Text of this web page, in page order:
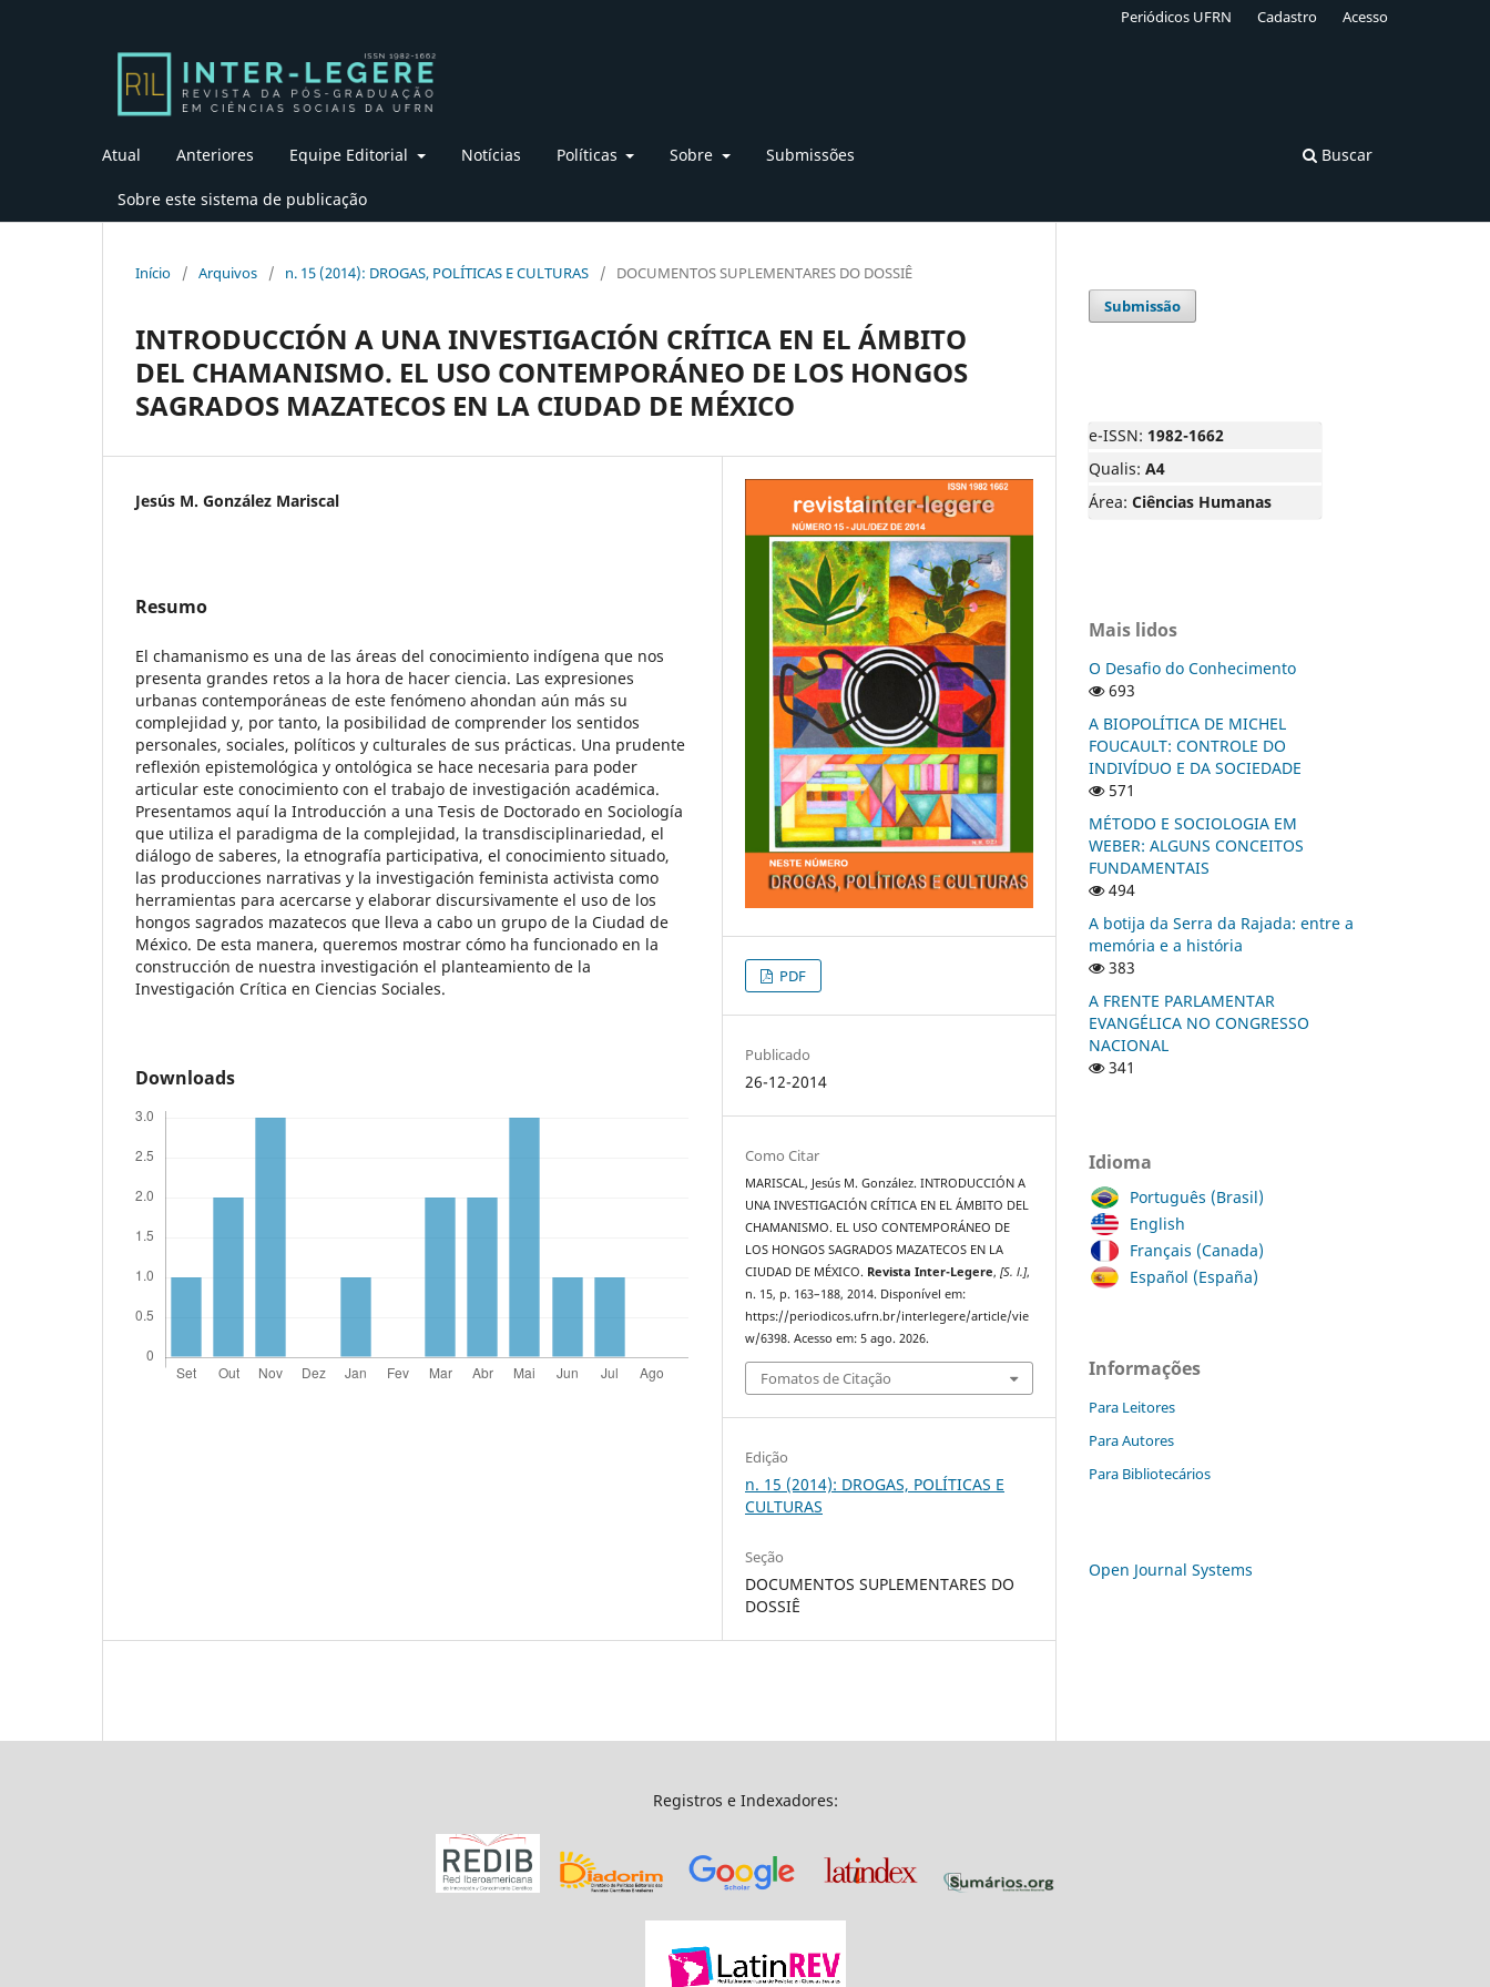
Atual Anteriores Equipe Editorial Notícias Políticas Sobre Submissões
Sobre este sistema de publicação
Buscar
Periódicos UFRN Cadastro Acesso
Início / Arquivos / n. 15 (2014): DROGAS, POLÍTICAS E CULTURAS / DOCUMENTOS SUPLEMENTARES DO DOSSIÊ
INTRODUCCIÓN A UNA INVESTIGACIÓN CRÍTICA EN EL ÁMBITO
DEL CHAMANISMO. EL USO CONTEMPORÁNEO DE LOS HONGOS
SAGRADOS MAZATECOS EN LA CIUDAD DE MÉXICO
Jesús M. González Mariscal
Resumo
El chamanismo es una de las áreas del conocimiento indígena que nos
presenta grandes retos a la hora de hacer ciencia. Las expresiones
urbanas contemporáneas de este fenómeno ahondan aún más su
complejidad y, por tanto, la posibilidad de comprender los sentidos
personales, sociales, políticos y culturales de sus prácticas. Una prudente
reflexión epistemológica y ontológica se hace necesaria para poder
articular este conocimiento con el trabajo de investigación académica.
Presentamos aquí la Introducción a una Tesis de Doctorado en Sociología
que utiliza el paradigma de la complejidad, la transdisciplinariedad, el
diálogo de saberes, la etnografía participativa, el conocimiento situado,
las producciones narrativas y la investigación feminista activista como
herramientas para acercarse y elaborar discursivamente el uso de los
hongos sagrados mazatecos que lleva a cabo un grupo de la Ciudad de
México. De esta manera, queremos mostrar cómo ha funcionado en la
construcción de nuestra investigación el planteamiento de la
Investigación Crítica en Ciencias Sociales.
Downloads
PDF
Publicado
26-12-2014
Como Citar
MARISCAL, Jesús M. González. INTRODUCCIÓN A
UNA INVESTIGACIÓN CRÍTICA EN EL ÁMBITO DEL
CHAMANISMO. EL USO CONTEMPORÁNEO DE
LOS HONGOS SAGRADOS MAZATECOS EN LA
CIUDAD DE MÉXICO. Revista Inter-Legere,[S. l.],
n. 15, p. 163–188, 2014. Disponível em:
https://periodicos.ufrn.br/interlegere/article/vie
w/6398. Acesso em: 5 ago. 2026.
Fomatos de Citação
Edição
n. 15 (2014): DROGAS, POLÍTICAS E
CULTURAS
Seção
DOCUMENTOS SUPLEMENTARES DO
DOSSIÊ
Submissão
e-ISSN: 1982-1662
Qualis: A4
Área: Ciências Humanas
Mais lidos
O Desafio do Conhecimento
693
A BIOPOLÍTICA DE MICHEL
FOUCAULT: CONTROLE DO
INDIVÍDUO E DA SOCIEDADE
571
MÉTODO E SOCIOLOGIA EM
WEBER: ALGUNS CONCEITOS
FUNDAMENTAIS
494
A botija da Serra da Rajada: entre a
memória e a história
383
A FRENTE PARLAMENTAR
EVANGÉLICA NO CONGRESSO
NACIONAL
341
Idioma
Português (Brasil)
English
Français (Canada)
Español (España)
Informações
Para Leitores
Para Autores
Para Bibliotecários
Open Journal Systems
Registros e Indexadores: